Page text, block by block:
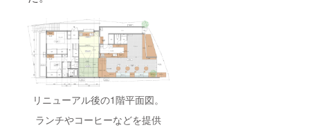
リニューアル後の1階平面図。
ランチやコーヒーなどを提供